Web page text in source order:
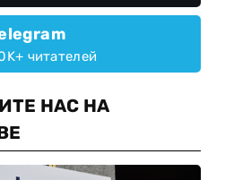
читателей
НАС НА